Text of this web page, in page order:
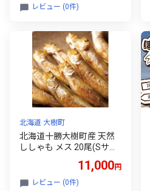
レビュー (0件)
北海道 大樹町
北海道十勝大樹町産 天然
ししゃも メス 20尾(Sサイ
11,000円
レビュー (0件)